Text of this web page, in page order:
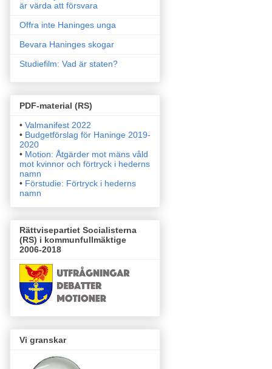
är värda att försvara
Offra inte Haninges unga
Bevara Haninges skogar
Studiefilm: Vad är staten?
PDF-material (RS)
• Valmanifest 2022
• Budgetförslag för Haninge 2019-
2020
• Motion: Åtgärder mot mäns våld
mot kvinnor och förtryck i hederns
namn
• Förstudie: Förtryck i hederns
namn
Rättvisepartiet Socialisterna
(RS) i kommunfullmäktige
2006-2018
Vi granskar